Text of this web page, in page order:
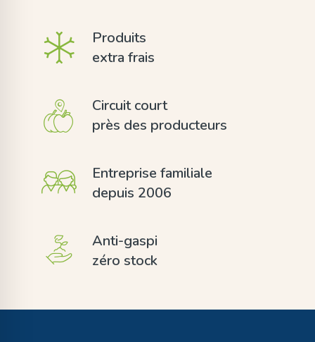
Produits
extra frais
Circuit court
près des producteurs
Entreprise familiale
depuis 2006
Anti-gaspi
zéro stock